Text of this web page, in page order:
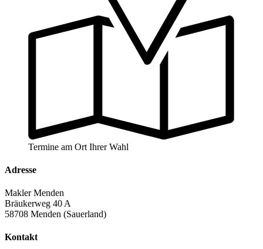
Termine am Ort Ihrer Wahl
Adresse
Makler Menden
Bräukerweg 40 A
58708 Menden (Sauerland)
Kontakt